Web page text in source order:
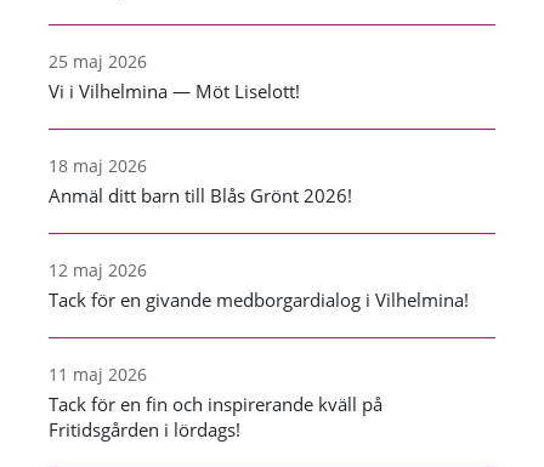
25 maj 2026
Vi i Vilhelmina — Möt Liselott!
18 maj 2026
Anmäl ditt barn till Blås Grönt 2026!
12 maj 2026
Tack för en givande medborgardialog i Vilhelmina!
11 maj 2026
Tack för en fin och inspirerande kväll på
Fritidsgården i lördags!